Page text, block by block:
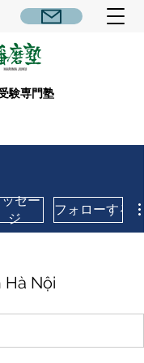
験専門塾
セー
ジ
フォローする
Hà Nội